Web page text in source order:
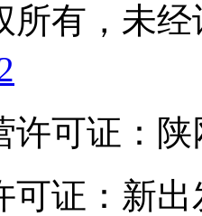
所有，未
许可证：陕
可证：新